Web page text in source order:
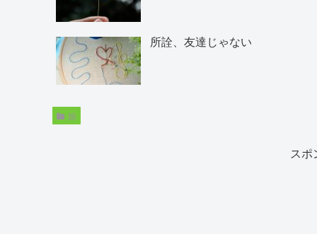
所詮、友達じゃない
娘
スポ